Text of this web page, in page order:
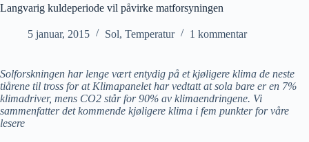
Langvarig kuldeperiode vil påvirke matforsyningen
5 januar, 2015 Sol, Temperatur 1 kommentar
Solforskningen har lenge vært entydig på et kjøligere klima de neste
tiårene til tross for at Klimapanelet har vedtatt at sola bare er en 7%
klimadriver, mens CO2 står for 90% av klimaendringene. Vi
sammenfatter det kommende kjøligere klima i fem punkter for våre
lesere